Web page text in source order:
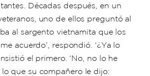
Décadas después, en un
uno de ellos preguntó al
al sargento vietnamita que los
acuerdo’, respondió. ‘¿Ya lo
el primero. ‘No, no lo he
lo que su compañero le dijo: